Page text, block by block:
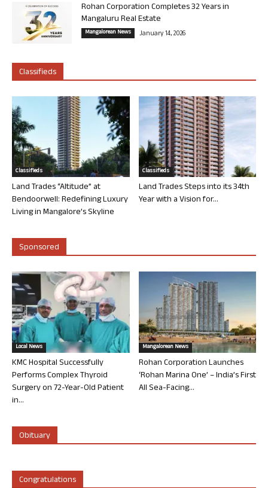
Rohan Corporation Completes 32 Years in
Mangaluru Real Estate
Mangalorean News January 14, 2026
Classifieds
Classifieds
Land Trades “Altitude” at
Bendoorwell: Redefining Luxury
Living in Mangalore’s Skyline
Classifieds
Land Trades Steps into its 34th
Year with a Vision for...
Sponsored
Local News
KMC Hospital Successfully
Performs Complex Thyroid
Surgery on 72-Year-Old Patient
in...
Mangalorean News
Rohan Corporation Launches
‘Rohan Marina One’ – India’s First
All Sea-Facing...
Obituary
Congratulations